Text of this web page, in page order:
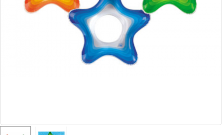
Доставка